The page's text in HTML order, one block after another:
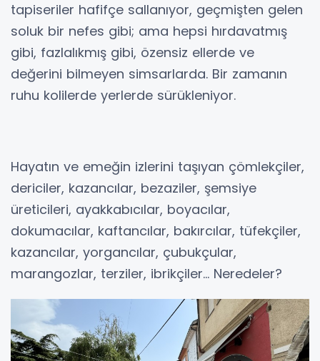
tapiseriler hafifçe sallanıyor, geçmişten gelen
soluk bir nefes gibi; ama hepsi hırdavatmış
gibi, fazlalıkmış gibi, özensiz ellerde ve
değerini bilmeyen simsarlarda. Bir zamanın
ruhu kolilerde yerlerde sürükleniyor.
Hayatın ve emeğin izlerini taşıyan çömlekçiler,
dericiler, kazancılar, bezaziler, şemsiye
üreticileri, ayakkabıcılar, boyacılar,
dokumacılar, kaftancılar, bakırcılar, tüfekçiler,
kazancılar, yorgancılar, çubukçular,
marangozlar, terziler, ibrikçiler… Neredeler?